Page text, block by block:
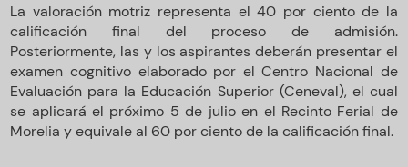
La valoración motriz representa el 40 por ciento de la
calificación final del proceso de admisión.
Posteriormente, las y los aspirantes deberán presentar el
examen cognitivo elaborado por el Centro Nacional de
Evaluación para la Educación Superior (Ceneval), el cual
se aplicará el próximo 5 de julio en el Recinto Ferial de
Morelia y equivale al 60 por ciento de la calificación final.